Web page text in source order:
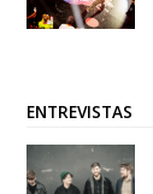
ENTREVISTAS